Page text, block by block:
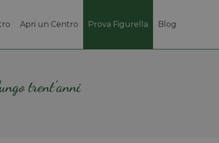
Apri un Centro Prova Figurella Blog
trent’anni